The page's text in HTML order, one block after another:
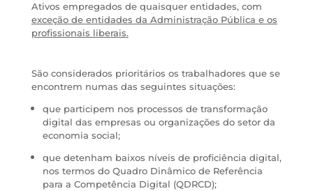
Ativos empregados de quaisquer entidades, com
exceção de entidades da Administração Pública e os
profissionais liberais.
São considerados prioritários os trabalhadores que se
encontrem numas das seguintes situações:
que participem nos processos de transformação
digital das empresas ou organizações do setor da
economia social;
que detenham baixos níveis de proficiência digital,
nos termos do Quadro Dinâmico de Referência
para a Competência Digital (QDRCD);